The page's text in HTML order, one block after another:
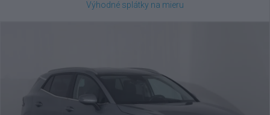
Výhodné splátky na mieru